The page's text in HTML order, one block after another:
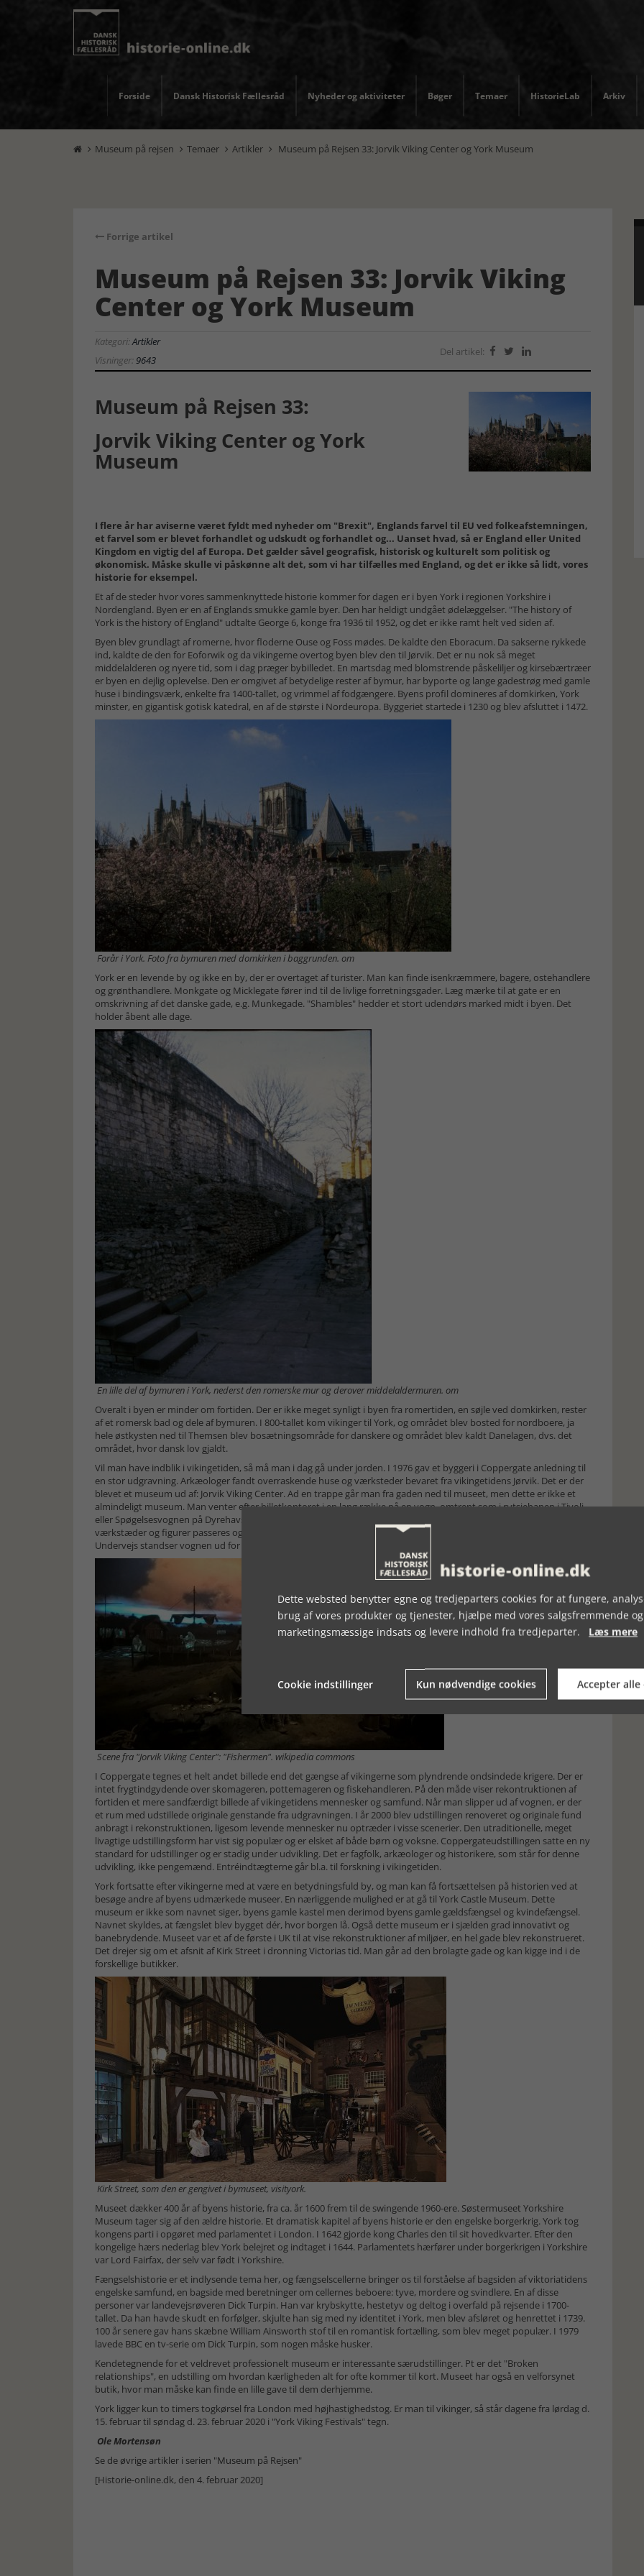
Forside Dansk Historisk Fællesråd Nyheder og aktiviteter Bøger Temaer HistorieLab Arkiv
 Museum på rejsen  Temaer  Artikler  Museum på Rejsen 33: Jorvik Viking Center og York Museum
Forrige artikel
Museum på Rejsen 33: Jorvik Viking
Center og York Museum
Kategori:Artikler
Visninger:9643
Del artikel:   
Museum på Rejsen 33:
Jorvik Viking Center og York
Museum
I flere år har aviserne været fyldt med nyheder om "Brexit", Englands farvel til EU ved folkeafstemningen,
et farvel som er blevet forhandlet og udskudt og forhandlet og... Uanset hvad, så er England eller United
Kingdom en vigtig del af Europa. Det gælder såvel geografisk, historisk og kulturelt som politisk og
økonomisk. Måske skulle vi påskønne alt det, som vi har tilfælles med England, og det er ikke så lidt, vores
historie for eksempel.
Et af de steder hvor vores sammenknyttede historie kommer for dagen er i byen York i regionen Yorkshire i
Nordengland. Byen er en af Englands smukke gamle byer. Den har heldigt undgået ødelæggelser. "The history of
York is the history of England" udtalte George 6, konge fra 1936 til 1952, og det er ikke ramt helt ved siden af.
Byen blev grundlagt af romerne, hvor floderne Ouse og Foss mødes. De kaldte den Eboracum. Da sakserne rykkede
ind, kaldte de den for Eoforwik og da vikingerne overtog byen blev den til Jørvik. Det er nu nok så meget
middelalderen og nyere tid, som i dag præger bybilledet. En martsdag med blomstrende påskeliljer og kirsebærtræer
er byen en dejlig oplevelse. Den er omgivet af betydelige rester af bymur, har byporte og lange gadestrøg med gamle
huse i bindingsværk, enkelte fra 1400-tallet, og vrimmel af fodgængere. Byens profil domineres af domkirken, York
minster, en gigantisk gotisk katedral, en af de største i Nordeuropa. Byggeriet startede i 1230 og blev afsluttet i 1472.
Forår i York. Foto fra bymuren med domkirken i baggrunden. om
York er en levende by og ikke en by, der er overtaget af turister. Man kan finde isenkræmmere, bagere, ostehandlere
og grønthandlere. Monkgate og Micklegate fører ind til de livlige forretningsgader. Læg mærke til at gate er en
omskrivning af det danske gade, e.g. Munkegade. "Shambles" hedder et stort udendørs marked midt i byen. Det
holder åbent alle dage.
En lille del af bymuren i York, nederst den romerske mur og derover middelaldermuren. om
Overalt i byen er minder om fortiden. Der er ikke meget synligt i byen fra romertiden, en søjle ved domkirken, rester
af et romersk bad og dele af bymuren. I 800-tallet kom vikinger til York, og området blev bosted for nordboere, ja
hele østkysten ned til Themsen blev bosætningsområde for danskere og området blev kaldt Danelagen, dvs. det
området, hvor dansk lov gjaldt.
Vil man have indblik i vikingetiden, så må man i dag gå under jorden. I 1976 gav et byggeri i Coppergate anledning til
en stor udgravning. Arkæologer fandt overraskende huse og værksteder bevaret fra vikingetidens Jørvik. Det er der
blevet et museum ud af: Jorvik Viking Center. Ad en trappe går man fra gaden ned til museet, men dette er ikke et
almindeligt museum. Man venter efter billetkontoret i en lang række på en vogn, omtrent som i rutsjebanen i Tivoli
eller Spøgelsesvognen på Dyrehavsbakken. Vel ombord i vognen begynder rejsen til vikingernes Jorvik. Huse,
værkstæder og figurer passeres og giver et sammenhængende billede af Coppergates beboere i vikingetiden.
Undervejs standser vognen ud for de forskellige scenerier. Figurerne bevæger sig og taler.
Scene fra "Jorvik Viking Center": "Fishermen". wikipedia commons
I Coppergate tegnes et helt andet billede end det gængse af vikingerne som plyndrende ondsindede krigere. Der er
intet frygtindgydende over skomageren, pottemageren og fiskehandleren. På den måde viser rekontruktionen af
fortiden et mere sandfærdigt billede af vikingetidens mennesker og samfund. Når man slipper ud af vognen, er der
et rum med udstillede originale genstande fra udgravningen. I år 2000 blev udstillingen renoveret og originale fund
anbragt i rekonstruktionen, ligesom levende mennesker nu optræder i visse scenerier. Den utraditionelle, meget
livagtige udstillingsform har vist sig populær og er elsket af både børn og voksne. Coppergateudstillingen satte en ny
standard for udstillinger og er stadig under udvikling. Det er fagfolk, arkæologer og historikere, som står for denne
udvikling, ikke pengemænd. Entréindtægterne går bl.a. til forskning i vikingetiden.
York fortsatte efter vikingerne med at være en betydningsfuld by, og man kan få fortsættelsen på historien ved at
besøge andre af byens udmærkede museer. En nærliggende mulighed er at gå til York Castle Museum. Dette
museum er ikke som navnet siger, byens gamle kastel men derimod byens gamle gældsfængsel og kvindefængsel.
Navnet skyldes, at fængslet blev bygget dér, hvor borgen lå. Også dette museum er i sjælden grad innovativt og
banebrydende. Museet var et af de første i UK til at vise rekonstruktioner af miljøer, en hel gade blev rekonstrueret.
Det drejer sig om et afsnit af Kirk Street i dronning Victorias tid. Man går ad den brolagte gade og kan kigge ind i de
forskellige butikker.
Kirk Street, som den er gengivet i bymuseet, visityork.
Museet dækker 400 år af byens historie, fra ca. år 1600 frem til de swingende 1960-ere. Søstermuseet Yorkshire
Museum tager sig af den ældre historie. Et dramatisk kapitel af byens historie er den engelske borgerkrig. York tog
kongens parti i opgøret med parlamentet i London. I 1642 gjorde kong Charles den til sit hovedkvarter. Efter den
kongelige hærs nederlag blev York belejret og indtaget i 1644. Parlamentets hærfører under borgerkrigen i Yorkshire
var Lord Fairfax, der selv var født i Yorkshire.
Fængselshistorie er et indlysende tema her, og fængselscellerne bringer os til forståelse af bagsiden af viktoriatidens
engelske samfund, en bagside med beretninger om cellernes beboere: tyve, mordere og svindlere. En af disse
personer var landevejsrøveren Dick Turpin. Han var krybskytte, hestetyv og deltog i overfald på rejsende i 1700-
tallet. Da han havde skudt en forfølger, skjulte han sig med ny identitet i York, men blev afsløret og henrettet i 1739.
100 år senere gav hans skæbne William Ainsworth stof til en romantisk fortælling, som blev meget populær. I 1979
lavede BBC en tv-serie om Dick Turpin, som nogen måske husker.
Kendetegnende for et veldrevet professionelt museum er interessante særudstillinger. Pt er det "Broken
relationships", en udstilling om hvordan kærligheden alt for ofte kommer til kort. Museet har også en velforsynet
butik, hvor man måske kan finde en lille gave til dem derhjemme.
York ligger kun to timers togkørsel fra London med højhastighedstog. Er man til vikinger, så står dagene fra lørdag d.
15. februar til søndag d. 23. februar 2020 i "York Viking Festivals" tegn.
Ole Mortensøn
Se de øvrige artikler i serien "Museum på Rejsen"
[Historie-online.dk, den 4. februar 2020]
Dette websted benytter egne og tredjeparters cookies for at fungere,
brug af vores produkter og tjenester, hjælpe med vores salgsfremmende og
marketingsmæssige indsats og levere indhold fra tredjeparter. Læs mere
Cookie indstillinger Kun nødvendige cookies Accepter alle